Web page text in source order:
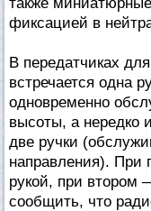
фиксацией в
В передатчиках
встречается одна
одновременно
высоты, а нередко
две ручки
направления). При
рукой, при втором
сообщить, что